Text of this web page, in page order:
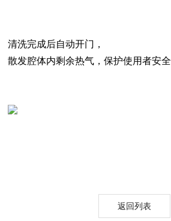
清洗完成后自动开门，
散发腔体内剩余热气，保护使用者安全
返回列表